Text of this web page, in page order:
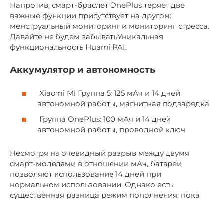
Напротив, смарт-браслет OnePlus теряет две
важные функции присутствует на другом:
менструальный мониторинг и мониторинг стресса.
Давайте не будем забыватьУникальная
функциональность Huami PAI.
Аккумулятор и автономность
Xiaomi Mi Группа 5: 125 мАч и 14 дней
автономной работы, магнитная подзарядка
Группа OnePlus: 100 мАч и 14 дней
автономной работы, проводной ключ
Несмотря на очевидный разрыв между двумя
смарт-моделями в отношении мАч, батареи
позволяют использование 14 дней при
нормальном использовании. Однако есть
существенная разница режим пополнения: пока